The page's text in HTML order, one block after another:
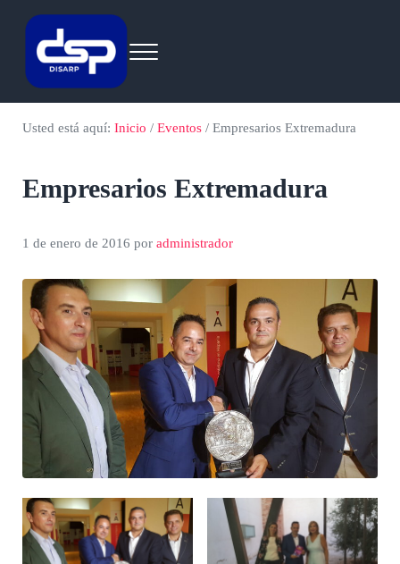
Saltar al contenido principal
Skip to header right navigation
Skip to site footer
by disarp.com
Menu
Usted está aquí: Inicio / Eventos /Empresarios Extremadura
Empresarios Extremadura
1 de enero de 2016 por administrador